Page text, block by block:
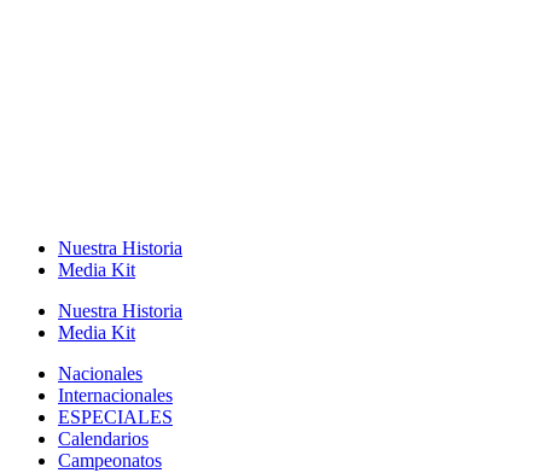
Nuestra Historia
Media Kit
Nuestra Historia
Media Kit
Nacionales
Internacionales
ESPECIALES
Calendarios
Campeonatos